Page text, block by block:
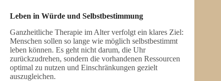
Leben in Würde und Selbstbestimmung
Ganzheitliche Therapie im Alter verfolgt ein klares Ziel:
Menschen sollen so lange wie möglich selbstbestimmt
leben können. Es geht nicht darum, die Uhr
zurückzudrehen, sondern die vorhandenen Ressourcen
optimal zu nutzen und Einschränkungen gezielt
auszugleichen.